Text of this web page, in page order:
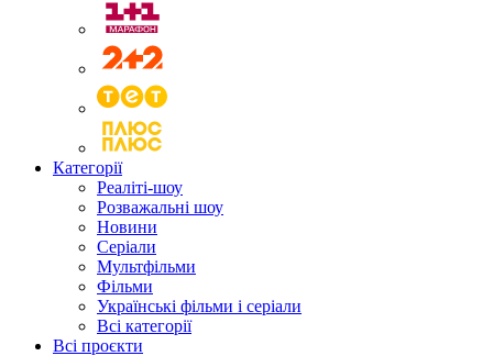
Категорії
Реаліті-шоу
Розважальні шоу
Новини
Серіали
Мультфільми
Фільми
Українські фільми і серіали
Всі категорії
Всі проєкти